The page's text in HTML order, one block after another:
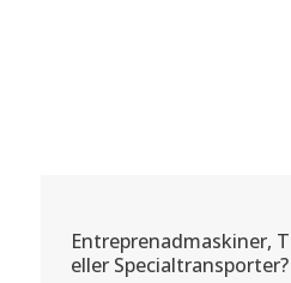
Entreprenadmaskiner,
eller Specialtransporter?